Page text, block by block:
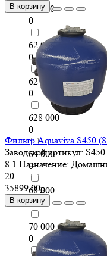
61 000
0
62 000
0
62 400
0
628 000
0
64 000
0
68 000
0
70 000
0
В корзину
Фильтр Aquaviva S450
Заводской артикул: S450
8.1 Назначение:
20
35899.00р.
В корзину